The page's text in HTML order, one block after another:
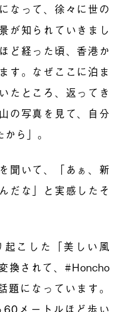
なって、徐々に世の
が知られていきまし
ど経った頃、香港か
す。なぜここに泊ま
たところ、返ってき
の写真を見て、自分
ら」。
聞いて、「あぁ、新
だな」と実感したそ
こした「美しい風
換されて、#Honcho
題になっています。
60メートルほど歩い